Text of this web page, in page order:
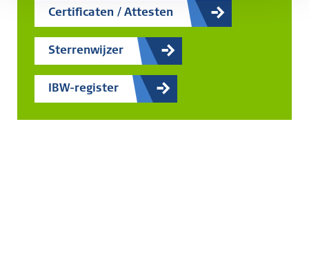
Certificaten / Attesten
Sterrenwijzer
IBW-register